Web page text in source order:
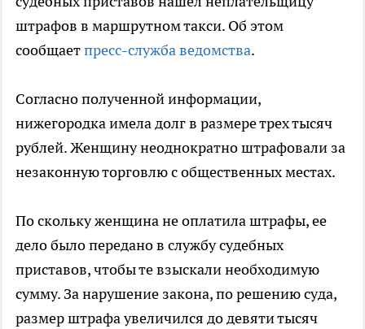
штрафов в маршрутном такси. Об этом
сообщаетпресс-служба ведомства.
Согласно полученной информации,
нижегородка имела долг в размере трех тысяч
рублей. Женщину неоднократно штрафовали за
незаконную торговлю с общественных местах.
По скольку женщина не оплатила штрафы, ее
дело было передано в службу судебных
приставов, чтобы те взыскали необходимую
сумму. За нарушение закона, по решению суда,
размер штрафа увеличился до девяти тысяч